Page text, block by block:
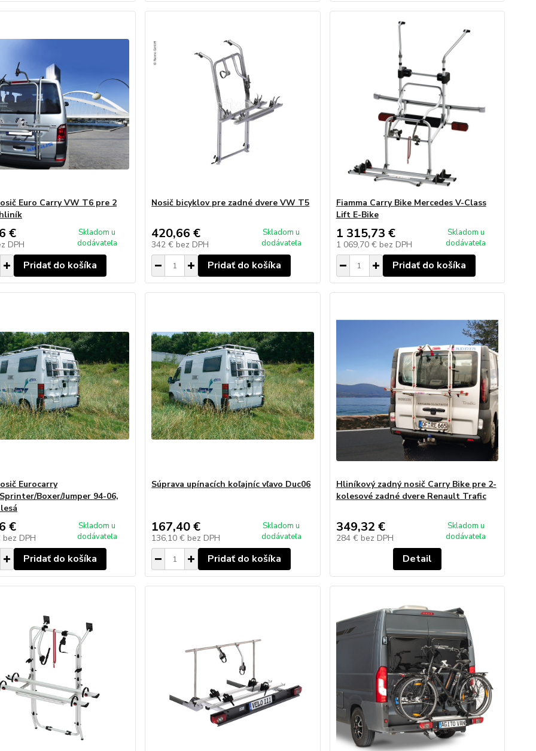
Euro Carry VW T6 pre 2
€
DPH
Skladom u
dodávateľa
Pridať do košíka
Nosič bicyklov pre zadné dvere VW T5
420,66 €
342 € bez DPH
Skladom u
dodávateľa
Pridať do košíka
Fiamma Carry Bike Mercedes V-Class
Lift E-Bike
1 315,73 €
1 069,70 € bez DPH
Skladom u
dodávateľa
Pridať do košíka
Eurocarry
Boxer/Jumper 94-06,
€
bez DPH
Skladom u
dodávateľa
Pridať do košíka
Súprava upínacích koľajníc vľavo Duc06
167,40 €
136,10 € bez DPH
Skladom u
dodávateľa
Pridať do košíka
Hliníkový zadný nosič Carry Bike pre 2-
kolesové zadné dvere Renault Trafic
349,32 €
284 € bez DPH
Skladom u
dodávateľa
Detail